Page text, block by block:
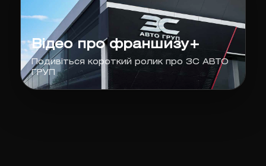
Відео про франшизу+
Подивіться короткий ролик про ЗС АВТО
ГРУП